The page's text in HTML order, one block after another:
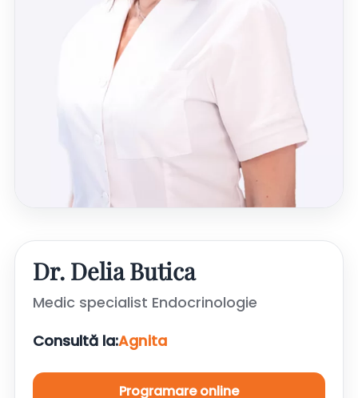
Dr. Delia Butica
Medic specialist Endocrinologie
Consultă la:Agnita
Programare online